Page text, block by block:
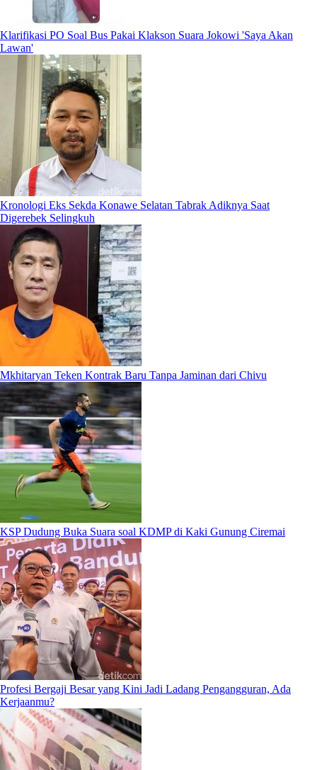
Klarifikasi PO Soal Bus Pakai Klakson Suara Jokowi 'Saya Akan
Lawan'
Kronologi Eks Sekda Konawe Selatan Tabrak Adiknya Saat
Digerebek Selingkuh
Mkhitaryan Teken Kontrak Baru Tanpa Jaminan dari Chivu
KSP Dudung Buka Suara soal KDMP di Kaki Gunung Ciremai
Profesi Bergaji Besar yang Kini Jadi Ladang Pengangguran, Ada
Kerjaanmu?